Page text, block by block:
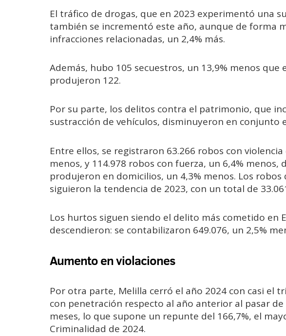
El tráfico de drogas, que en 2023 experimentó una
también se incrementó este año, aunque de forma
infracciones relacionadas, un 2,4% más.
Además, hubo 105 secuestros, un 13,9% menos que
produjeron 122.
Por su parte, los delitos contra el patrimonio, que
sustracción de vehículos, disminuyeron en conjunto
Entre ellos, se registraron 63.266 robos con
menos, y 114.978 robos con fuerza, un 6,4% menos,
produjeron en domicilios, un 4,3% menos. Los
siguieron la tendencia de 2023, con un total de
Los hurtos siguen siendo el delito más cometido en
descendieron: se contabilizaron 649.076, un 2,5%
Aumento en violaciones
Por otra parte, Melilla cerró el año 2024 con casi el
con penetración respecto al año anterior al pasar
meses, lo que supone un repunte del 166,7%, el
Criminalidad de 2024.